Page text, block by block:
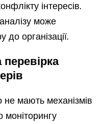
інтересів.
може
до організації.
не мають механізмів
моніторингу